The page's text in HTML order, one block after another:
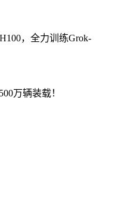
，全力训练Grok-